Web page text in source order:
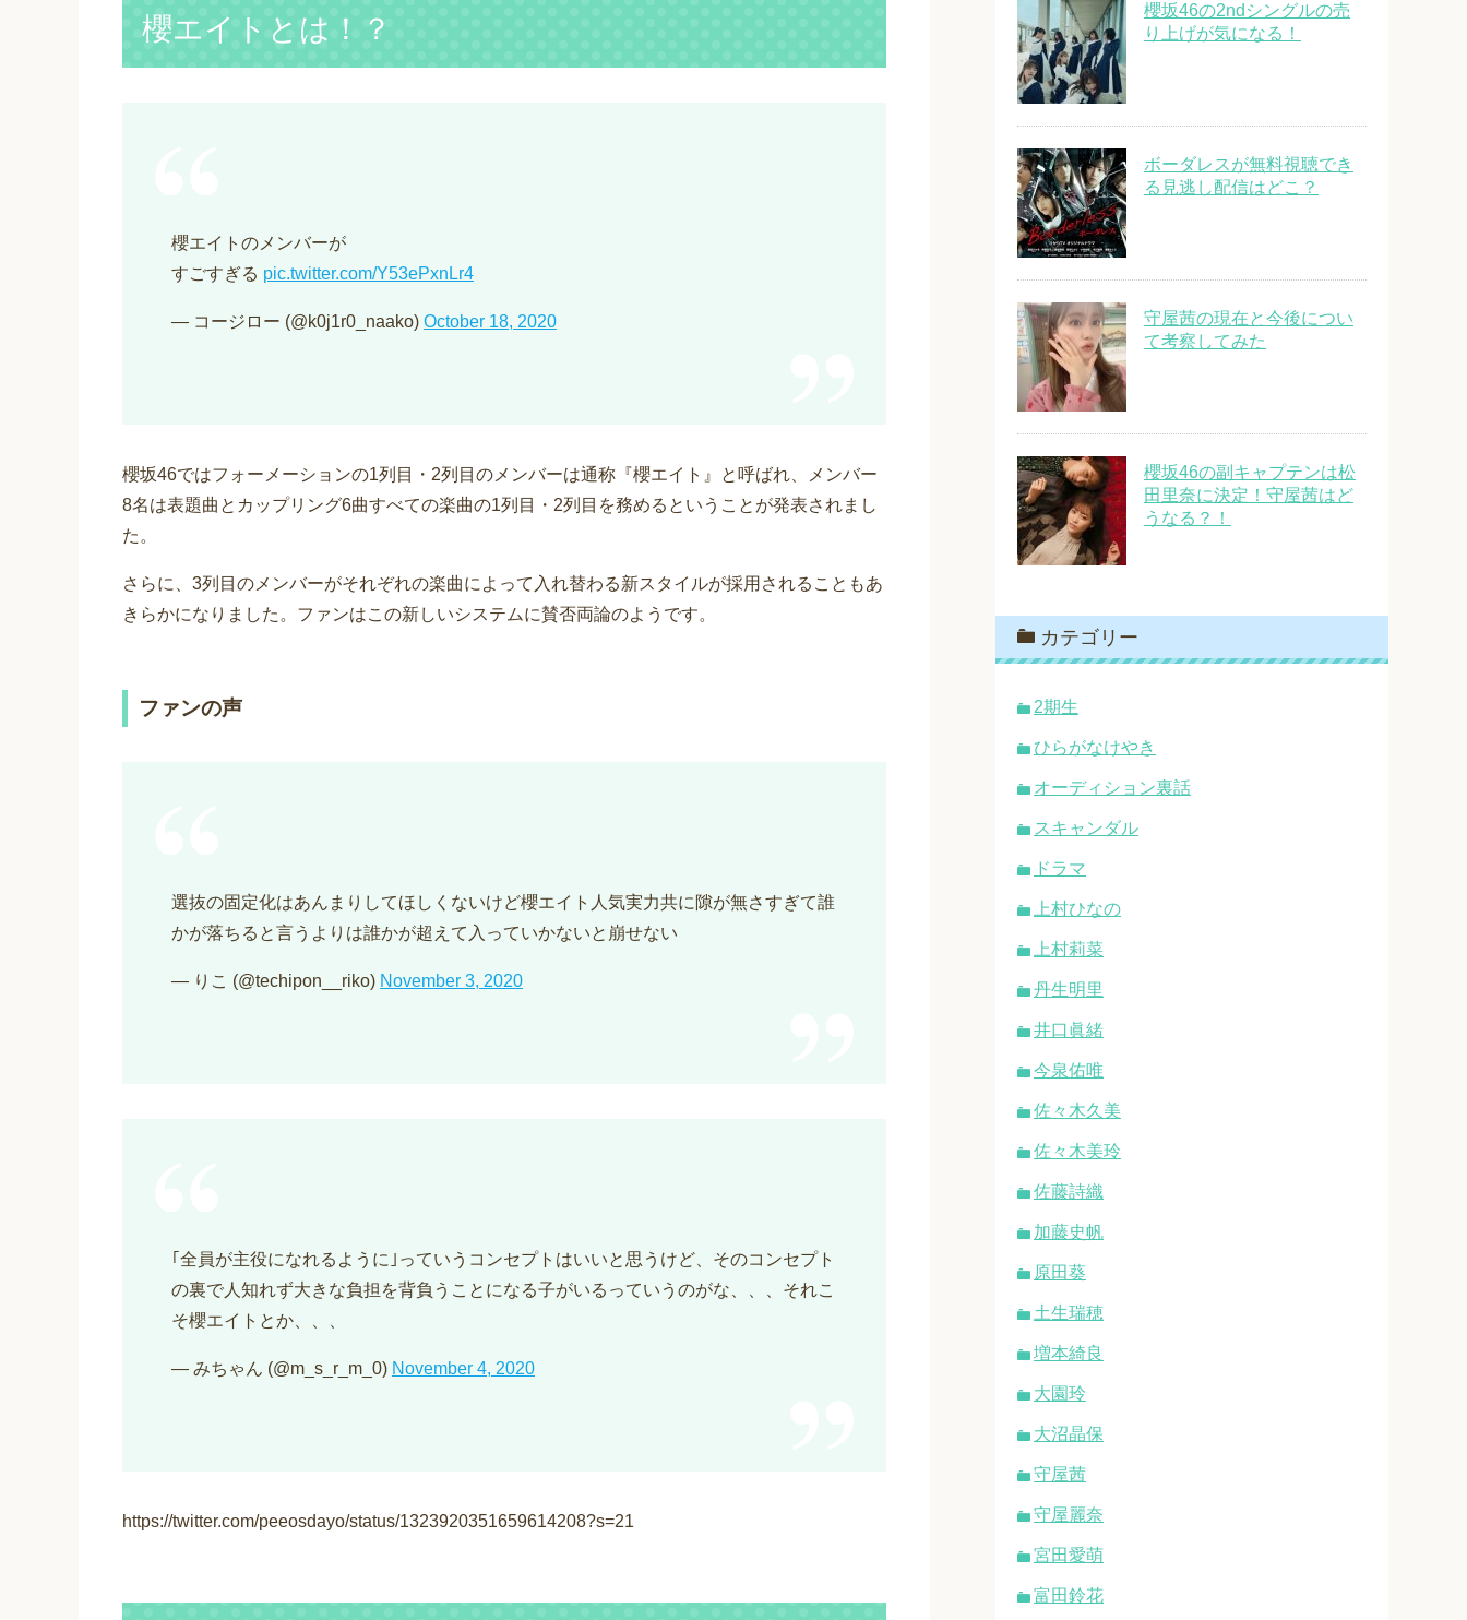
櫻エイトとは！？
櫻エイトのメンバーが
すごすぎる pic.twitter.com/Y53ePxnLr4
— コージロー (@k0j1r0_naako) October 18, 2020
櫻坂46ではフォーメーションの1列目・2列目のメンバーは通称『櫻エイト』と呼ばれ、メンバー
8名は表題曲とカップリング6曲すべての楽曲の1列目・2列目を務めるということが発表されまし
た。
さらに、3列目のメンバーがそれぞれの楽曲によって入れ替わる新スタイルが採用されることもあ
きらかになりました。ファンはこの新しいシステムに賛否両論のようです。
ファンの声
選抜の固定化はあんまりしてほしくないけど櫻エイト人気実力共に隙が無さすぎて誰
かが落ちると言うよりは誰かが超えて入っていかないと崩せない
— りこ (@techipon__riko) November 3, 2020
｢全員が主役になれるように｣っていうコンセプトはいいと思うけど、そのコンセプト
の裏で人知れず大きな負担を背負うことになる子がいるっていうのがな、、、それこ
そ櫻エイトとか、、、
— みちゃん (@m_s_r_m_0) November 4, 2020
https://twitter.com/peeosdayo/status/1323920351659614208?s=21
櫻坂46の2ndシングルの売
り上げが気になる！
ボーダレスが無料視聴でき
る見逃し配信はどこ？
守屋茜の現在と今後につい
て考察してみた
櫻坂46の副キャプテンは松
田里奈に決定！守屋茜はど
うなる？！
カテゴリー
2期生
ひらがなけやき
オーディション裏話
スキャンダル
ドラマ
上村ひなの
上村莉菜
丹生明里
井口眞緒
今泉佑唯
佐々木久美
佐々木美玲
佐藤詩織
加藤史帆
原田葵
土生瑞穂
増本綺良
大園玲
大沼晶保
守屋茜
守屋麗奈
宮田愛萌
富田鈴花